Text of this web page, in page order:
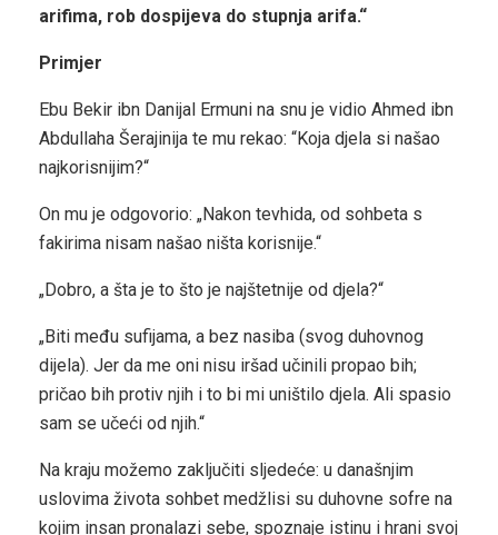
arifima, rob dospijeva do stupnja arifa.“
Primjer
Ebu Bekir ibn Danijal Ermuni na snu je vidio Ahmed ibn
Abdullaha Šerajinija te mu rekao: “Koja djela si našao
najkorisnijim?“
On mu je odgovorio: „Nakon tevhida, od sohbeta s
fakirima nisam našao ništa korisnije.“
„Dobro, a šta je to što je najštetnije od djela?“
„Biti među sufijama, a bez nasiba (svog duhovnog
dijela). Jer da me oni nisu iršad učinili propao bih;
pričao bih protiv njih i to bi mi uništilo djela. Ali spasio
sam se učeći od njih.“
Na kraju možemo zaključiti sljedeće: u današnjim
uslovima života sohbet medžlisi su duhovne sofre na
kojim insan pronalazi sebe, spoznaje istinu i hrani svoj